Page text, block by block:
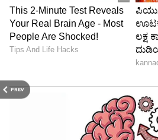
PREV